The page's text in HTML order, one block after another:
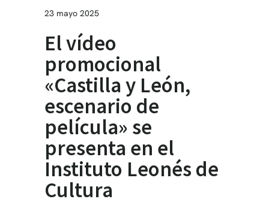
23 mayo 2025
El vídeo
promocional
«Castilla y León,
escenario de
película» se
presenta en el
Instituto Leonés de
Cultura